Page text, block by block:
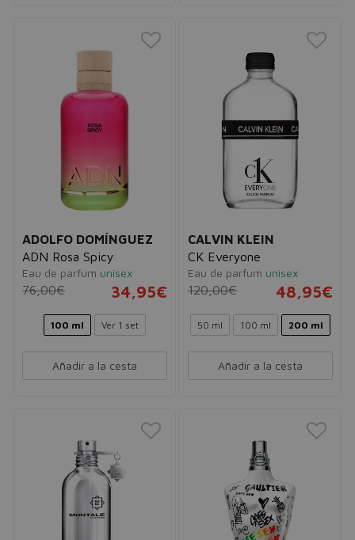
ADOLFO DOMÍNGUEZ
ADN Rosa Spicy
Eau de parfum unisex
76,00€ 34,95€
100 ml Ver 1 set
Añadir a la cesta
CALVIN KLEIN
CK Everyone
Eau de parfum unisex
120,00€ 48,95€
50 ml 100 ml 200 ml
Añadir a la cesta